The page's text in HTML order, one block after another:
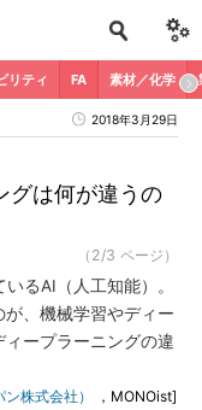
リティ FA 素材／化学
2018年3月29日
グは何が違うの
（2/3 ページ）
るAI（人工知能）。
、機械学習やディー
ープラーニングの違
株式会社）
，MONOist]